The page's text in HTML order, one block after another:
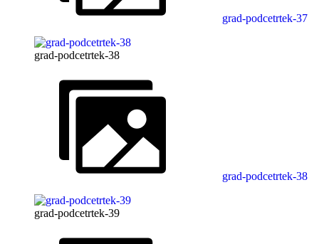
grad-podcetrtek-37
grad-podcetrtek-38
grad-podcetrtek-38
grad-podcetrtek-39